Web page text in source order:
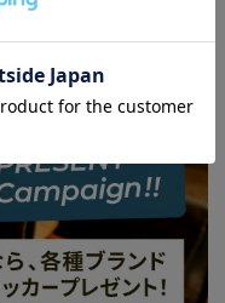
リア雑貨